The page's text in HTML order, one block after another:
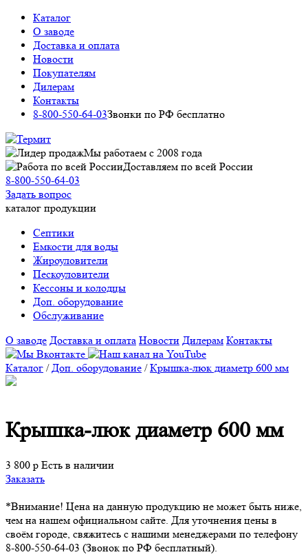
Каталог
О заводе
Доставка и оплата
Новости
Покупателям
Дилерам
Контакты
8-800-550-64-03Звонки по РФ бесплатно
Мы работаем c 2008 года
Доставляем по всей России
8-800-550-64-03
Задать вопрос
каталог продукции
Септики
Емкости для воды
Жироуловители
Пескоуловители
Кессоны и колодцы
Доп. оборудование
Обслуживание
О заводе Доставка и оплата Новости Дилерам Контакты
Каталог /Доп. оборудование /Крышка-люк диаметр 600 мм
Крышка-люк диаметр 600 мм
3 800 р Есть в наличии
Заказать
*Внимание! Цена на данную продукцию не может быть ниже,
чем на нашем официальном сайте. Для уточнения цены в
своём городе, свяжитесь с нашими менеджерами по телефону
8-800-550-64-03 (Звонок по РФ бесплатный).